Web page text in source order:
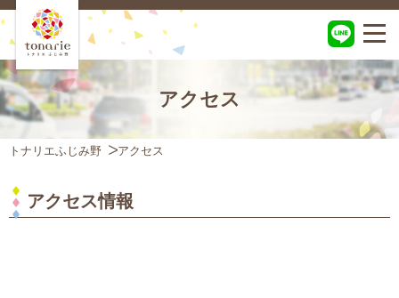
アクセス
トナリエふじみ野 アクセス
アクセス情報